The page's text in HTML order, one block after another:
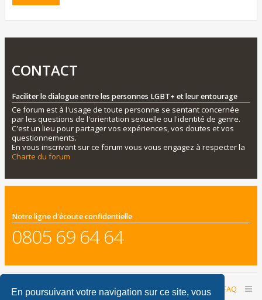
En poursuivant votre navigation sur ce site, vous
CONTACT
Faciliter le dialogue entre les personnes LGBT+ et leur entourage
Ce forum est à l'usage de toute personne se sentant concernée
par les questions de l'orientation sexuelle ou l'identité de genre.
C'est un lieu pour partager vos expériences, vos doutes et vos
questionnements.
En vous inscrivant sur ce forum vous vous engagez à respecter la
Charte du forum
Notre ligne d'écoute confidentielle
0805 69 64 64
Accueil du forum FAQ
Nous contacter